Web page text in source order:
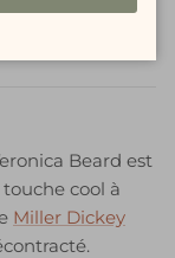
Beard est
cool à
Miller Dickey